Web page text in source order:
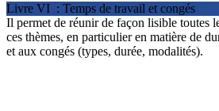
Livre VI : Temps de travail et congés
Il permet de réunir de façon lisible toutes
ces thèmes, en particulier en matière de
et aux congés (types, durée, modalités).